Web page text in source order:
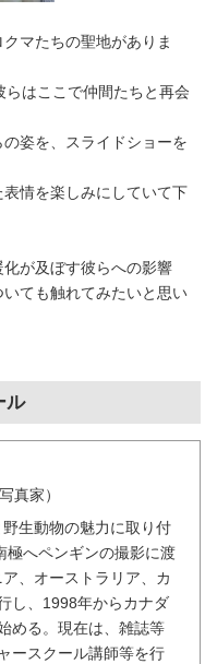
マたちの聖地がありま
はここで仲間たちと再会
姿を、スライドショーを
情を楽しみにしていて下
が及ぼす彼らへの影響
ても触れてみたいと思い
ル
真家）
生動物の魅力に取り付
極へペンギンの撮影に渡
、オーストラリア、カ
し、1998年からカナダ
める。現在は、雑誌等
ースクール講師等を行